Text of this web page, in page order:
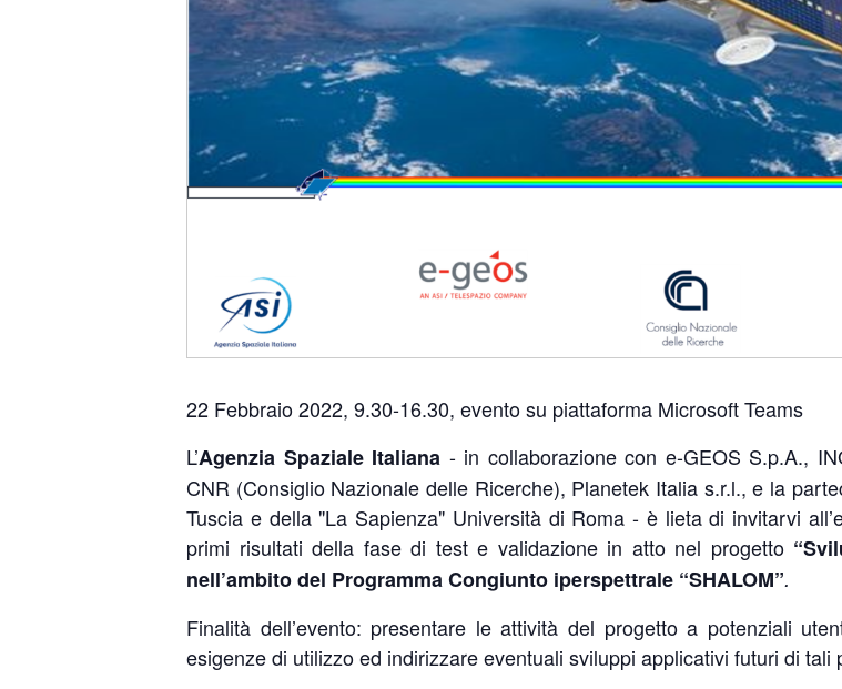
22 Febbraio 2022, 9.30-16.30, evento su piattaforma Microsoft Teams
L’Agenzia Spaziale Italiana - in collaborazione con e-GEOS S.p.A.,
CNR (Consiglio Nazionale delle Ricerche), Planetek Italia s.r.l., e la
Tuscia e della "La Sapienza" Università di Roma - è lieta di invitarvi
primi risultati della fase di test e validazione in atto nel progetto
nell’ambito del Programma Congiunto iperspettrale “SHALOM”.
Finalità dell’evento: presentare le attività del progetto a potenziali
esigenze di utilizzo ed indirizzare eventuali sviluppi applicativi futuri di tali